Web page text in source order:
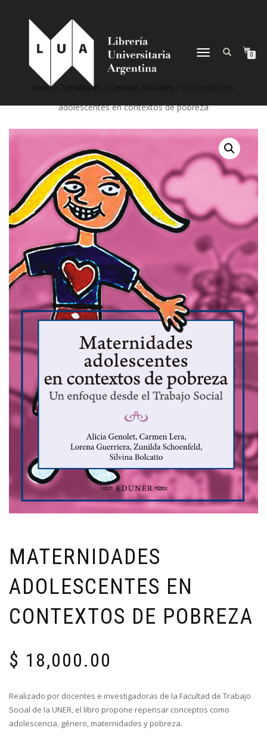
NAVEGACIÓN
0
Inicio/ Temáticas
adolescentes en contextos de pobreza
MATERNIDADES
ADOLESCENTES EN
CONTEXTOS DE POBREZA
$ 18,000.00
Realizado por docentes e investigadoras de la Facultad de Trabajo
Social de la UNER, el libro propone repensar conceptos como
adolescencia, género, maternidades y pobreza.